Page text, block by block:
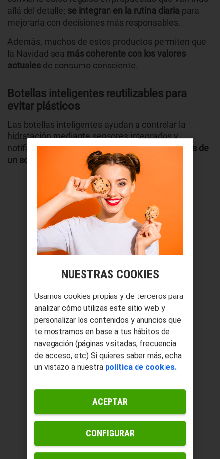
allá del detalle; se integran en la rutina diaria para
mejorarla con decisiones más responsables.
Además, muchos de estos productos permiten que
la Navidad sea más coherente con los valores
actuales de consumo consciente.
Botellas inteligentes reutilizables para
evitar plásticos
Las botellas inteligentes ayudan a controlar la
hidratación mediante sensores integrados y
notificaciones,reduciendo la compra de envases de
un solo uso
NUESTRAS COOKIES
Usamos cookies propias y de terceros para
analizar cómo utilizas este sitio web y
personalizar los contenidos y anuncios que
te mostramos en base a tus hábitos de
navegación (páginas visitadas, frecuencia
de acceso, etc) Si quieres saber más, echa
un vistazo a nuestra política de cookies.
CONFIGURAR
ACEPTAR